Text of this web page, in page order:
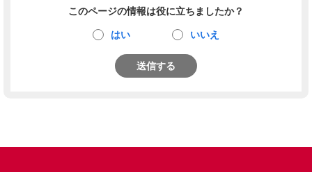
このページの情報は役に立ちましたか？
はい いいえ
送信する